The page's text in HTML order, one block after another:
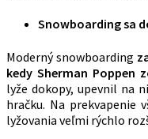
Snowboarding sa
Moderný snowboarding
kedy Sherman Poppen
lyže dokopy, upevnil na
hračku. Na prekvapenie
lyžovania veľmi rýchlo